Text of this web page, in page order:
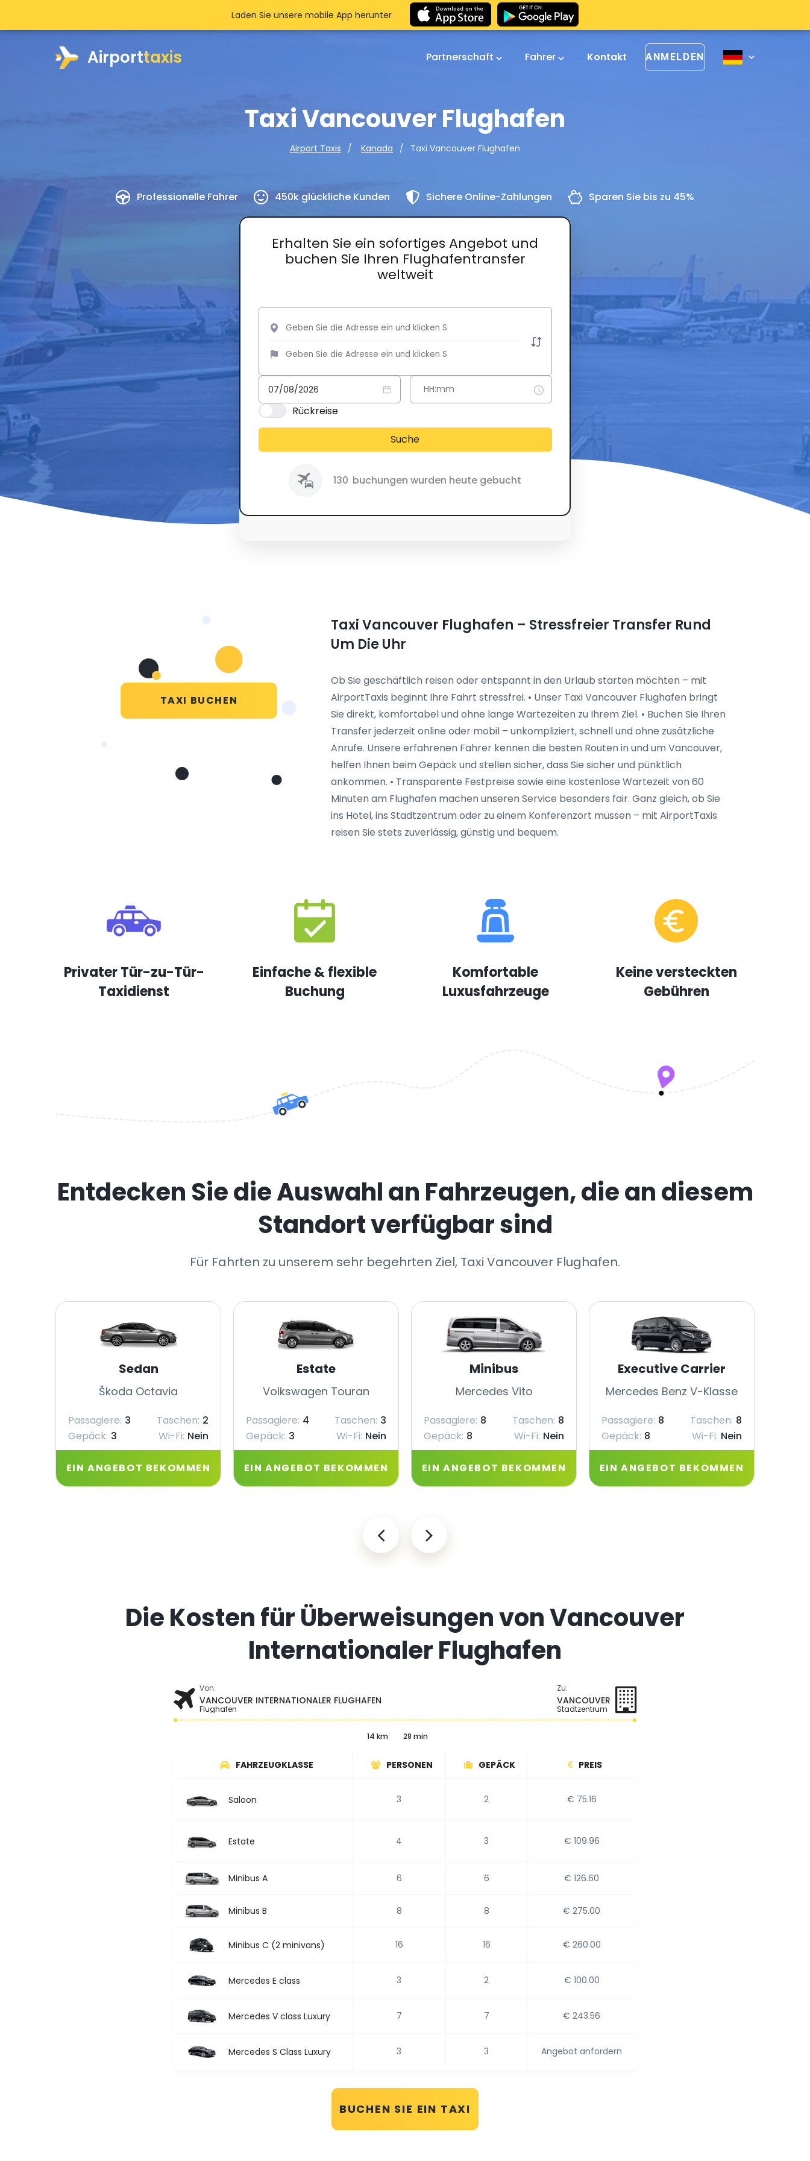
Airporttaxis Partnerschaft Fahrer Kontakt ANMELDEN
Taxi Vancouver Flughafen
Airport Taxis Kanada Taxi Vancouver Flughafen
Professionelle Fahrer 450k glückliche Kunden Sichere Online-Zahlungen Sparen Sie bis zu 45%
Erhalten Sie ein sofortiges Angebot und
buchen Sie Ihren Flughafentransfer
weltweit
Rückreise
Suche
130 buchungen wurden heute gebucht
Laden Sie unsere mobile App herunter
TAXI BUCHEN
Taxi Vancouver Flughafen – Stressfreier Transfer Rund
Um Die Uhr
Ob Sie geschäftlich reisen oder entspannt in den Urlaub starten möchten – mit
AirportTaxis beginnt Ihre Fahrt stressfrei. • Unser Taxi Vancouver Flughafen bringt
Sie direkt, komfortabel und ohne lange Wartezeiten zu Ihrem Ziel. • Buchen Sie Ihren
Transfer jederzeit online oder mobil – unkompliziert, schnell und ohne zusätzliche
Anrufe. Unsere erfahrenen Fahrer kennen die besten Routen in und um Vancouver,
helfen Ihnen beim Gepäck und stellen sicher, dass Sie sicher und pünktlich
ankommen. • Transparente Festpreise sowie eine kostenlose Wartezeit von 60
Minuten am Flughafen machen unseren Service besonders fair. Ganz gleich, ob Sie
ins Hotel, ins Stadtzentrum oder zu einem Konferenzort müssen – mit AirportTaxis
reisen Sie stets zuverlässig, günstig und bequem.
Privater Tür-zu-Tür-
Taxidienst
Einfache & flexible
Buchung
Komfortable
Luxusfahrzeuge
Keine versteckten
Gebühren
Entdecken Sie die Auswahl an Fahrzeugen, die an diesem
Standort verfügbar sind
Für Fahrten zu unserem sehr begehrten Ziel, Taxi Vancouver Flughafen.
Sedan
Škoda Octavia
Passagiere: 3 Taschen: 2
Gepäck: 3 Wi-Fi: Nein
EIN ANGEBOT BEKOMMEN
Estate
Volkswagen Touran
Passagiere: 4 Taschen: 3
Gepäck: 3 Wi-Fi: Nein
EIN ANGEBOT BEKOMMEN
Minibus
Mercedes Vito
Passagiere: 8 Taschen: 8
Gepäck: 8 Wi-Fi: Nein
EIN ANGEBOT BEKOMMEN
Executive Carrier
Mercedes Benz V-Klasse
Passagiere: 8 Taschen: 8
Gepäck: 8 Wi-Fi: Nein
EIN ANGEBOT BEKOMMEN
Die Kosten für Überweisungen von Vancouver
Internationaler Flughafen
Von:
VANCOUVER INTERNATIONALER FLUGHAFEN
Flughafen
Zu:
VANCOUVER
Stadtzentrum
14 km 28 min
FAHRZEUGKLASSE PERSONEN GEPÄCK PREIS
Saloon 3 2 € 75.16
Estate 4 3 € 109.96
Minibus A 6 6 € 126.60
Minibus B 8 8 € 275.00
Minibus C (2 minivans) 16 16 € 260.00
Mercedes E class 3 2 € 100.00
Mercedes V class Luxury 7 7 € 243.56
Mercedes S Class Luxury 3 3 Angebot anfordern
BUCHEN SIE EIN TAXI